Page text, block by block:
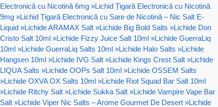
Electronică cu Nicotină 6mg »Lichid Țigară Electronică cu Nicotină
9mg »Lichid Țigară Electronică cu Sare de Nicotină – Nic Salt E-
Liquid »Lichide ARAMAX Salt »Lichide Big Bold Salts »Lichide Don
Cristo Salt 10ml »Lichide Fizzy Juice Salt 10ml »Lichide GuerraLiq
10ml »Lichide GuerraLiq Salts 10ml »Lichide Halo Salts »Lichide
Hangsen 10ml »Lichide IVG Salt »Lichide Kings Crest Salt »Lichide
LIQUA Salts »Lichide OOPs Salt 10ml »Lichide OSSEM Salts
»Lichide OXVA OX Salts 10ml »Lichide Riot Squad Bar Salt 10ml
»Lichide Ritchy Salt »Lichide Sukka Salt »Lichide Vampire Vape Bar
Salt »Lichide Viper Nic Salts – Arome Gourmet De Desert »Lichide